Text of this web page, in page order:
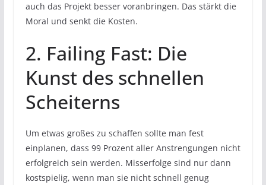
auch das Projekt besser voranbringen. Das stärkt die
Moral und senkt die Kosten.
2. Failing Fast: Die
Kunst des schnellen
Scheiterns
Um etwas großes zu schaffen sollte man fest
einplanen, dass 99 Prozent aller Anstrengungen nicht
erfolgreich sein werden. Misserfolge sind nur dann
kostspielig, wenn man sie nicht schnell genug